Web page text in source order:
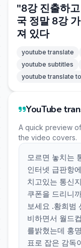
"8강 진출하
국 정말 8강
져 있다
youtube translate
youtube subtitles
youtube translate
YouTube
A quick preview
the video covers.
모르면 놓치는
인터넷 급판항
치고있는 통신
쿠폰을 드리니
보세요 .황희범
비하면서 월드
를밝혔는데 홍
표로 잡은 감독